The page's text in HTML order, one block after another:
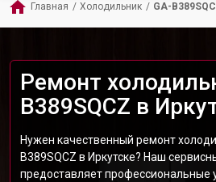
Главная / Холодильник / GA-
Ремонт
B389SQCZ в
Нужен качественный ремонт
B389SQCZ в Иркутске? Наш
предоставляет профессиональные